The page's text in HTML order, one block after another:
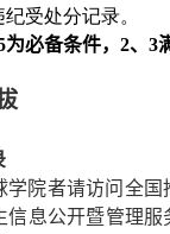
受处分记录。
为必备条件，2、3
学院者请访问全国
信息公开暨管理服